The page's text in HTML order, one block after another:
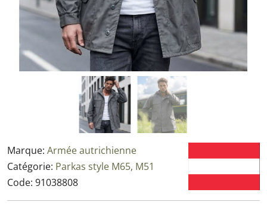
Marque: Armée autrichienne
Catégorie: Parkas style M65, M51
Code: 91038808